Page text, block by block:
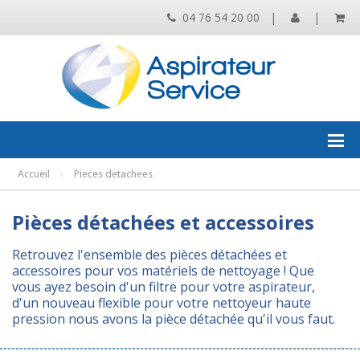
04 76 54 20 00 | |
Accueil › Pieces detachees
Pièces détachées et accessoires
Retrouvez l'ensemble des pièces détachées et
accessoires pour vos matériels de nettoyage ! Que
vous ayez besoin d'un filtre pour votre aspirateur,
d'un nouveau flexible pour votre nettoyeur haute
pression nous avons la pièce détachée qu'il vous faut.